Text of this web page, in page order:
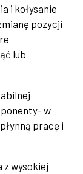
i kołysanie
pozycji
lub
w
pracę i
wysokiej